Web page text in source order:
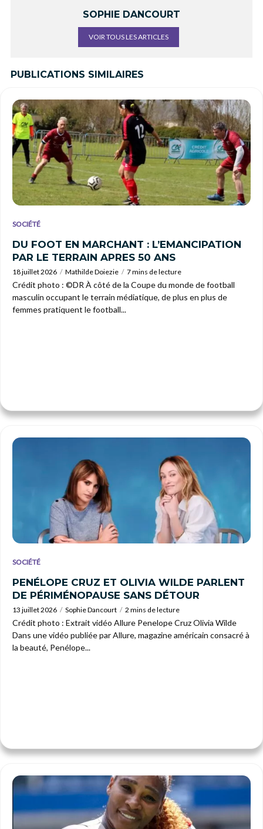
SOPHIE DANCOURT
VOIR TOUS LES ARTICLES
PUBLICATIONS SIMILAIRES
SOCIÉTÉ
DU FOOT EN MARCHANT : L’EMANCIPATION
PAR LE TERRAIN APRES 50 ANS
18 juillet 2026 Mathilde Doiezie 7 mins de lecture
Crédit photo : ©DR À côté de la Coupe du monde de football
masculin occupant le terrain médiatique, de plus en plus de
femmes pratiquent le football...
SOCIÉTÉ
PENÉLOPE CRUZ ET OLIVIA WILDE PARLENT
DE PÉRIMÉNOPAUSE SANS DÉTOUR
13 juillet 2026 Sophie Dancourt 2 mins de lecture
Crédit photo : Extrait vidéo Allure Penelope Cruz Olivia Wilde
Dans une vidéo publiée par Allure, magazine américain consacré à
la beauté, Penélope...